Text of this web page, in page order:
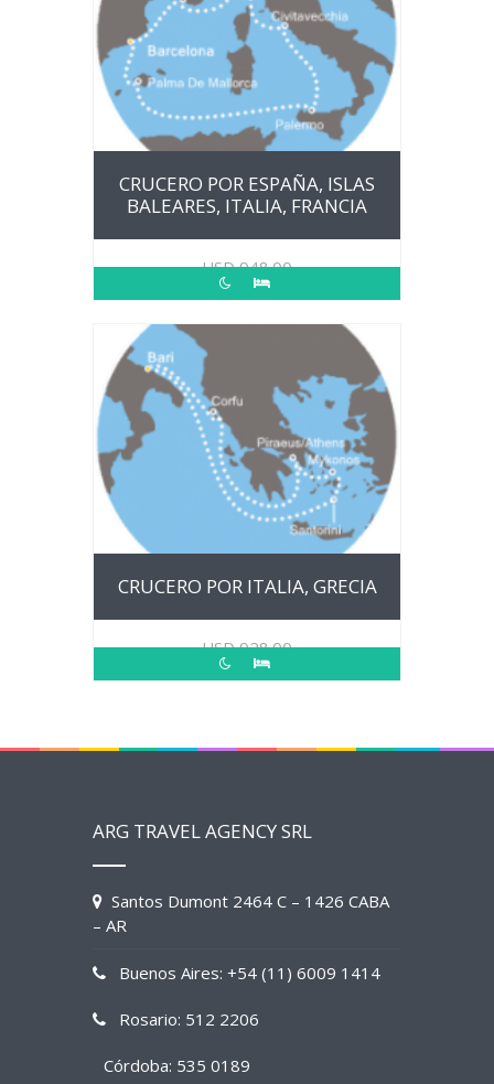
CRUCERO POR ESPAÑA, ISLAS
BALEARES, ITALIA, FRANCIA
USD948.00
CRUCERO POR ITALIA, GRECIA
USD928.00
ARG TRAVEL AGENCY SRL
Santos Dumont 2464 C – 1426 CABA
– AR
Buenos Aires: +54 (11) 6009 1414
Rosario: 512 2206
Córdoba: 535 0189